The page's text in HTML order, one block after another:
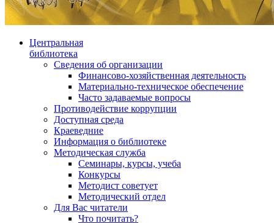
Центральная
библиотека
Сведения об организации
Финансово-хозяйственная деятельность
Материально-техническое обеспечение
Часто задаваемые вопросы
Противодействие коррупции
Доступная среда
Краеведние
Информация о библиотеке
Методическая служба
Семинары, курсы, учеба
Конкурсы
Методист советует
Методический отдел
Для Вас читатели
Что почитать?